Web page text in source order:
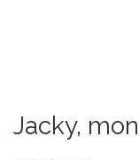
Jacky,